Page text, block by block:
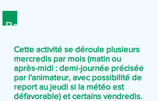
Rando santé
Cette activité se déroule plusieurs
mercredis par mois (matin ou
après-midi : demi-journée précisée
par l'animateur, avec possibilité de
report au jeudi si la météo est
défavorable) et certains vendredis.